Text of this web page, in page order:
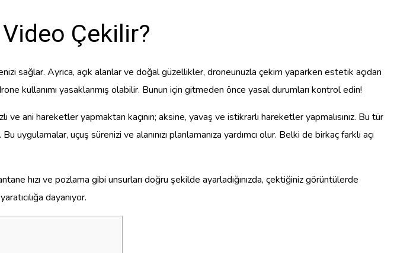
Çekilir?
sağlar. Ayrıca, açık alanlar ve doğal güzellikler, droneunuzla çekim yaparken estetik açıdan
kullanımı yasaklanmış olabilir. Bunun için gitmeden önce yasal durumları kontrol edin!
ve ani hareketler yapmaktan kaçının; aksine, yavaş ve istikrarlı hareketler yapmalısınız. Bu tür
uçuş sürenizi ve alanınızı planlamanıza yardımcı olur. Belki de birkaç farklı açı
hızı ve pozlama gibi unsurları doğru şekilde ayarladığınızda, çektiğiniz görüntülerde
dayanıyor.